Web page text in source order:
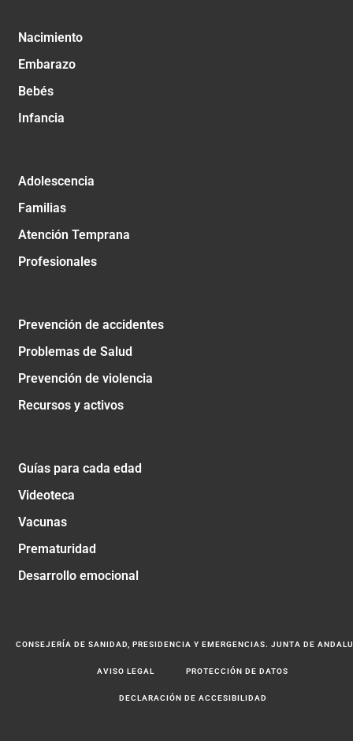
Nacimiento
Embarazo
Bebés
Infancia
Adolescencia
Familias
Atención Temprana
Profesionales
Prevención de accidentes
Problemas de Salud
Prevención de violencia
Recursos y activos
Guías para cada edad
Videoteca
Vacunas
Prematuridad
Desarrollo emocional
CONSEJERÍA DE SANIDAD, PRESIDENCIA Y EMERGENCIAS. JUNTA DE
AVISO LEGAL PROTECCIÓN DE DATOS
DECLARACIÓN DE ACCESIBILIDAD